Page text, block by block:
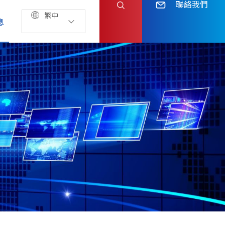
繁中
聯絡我們